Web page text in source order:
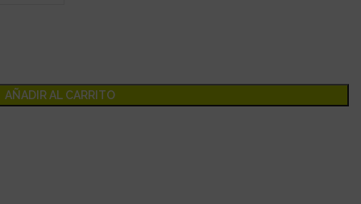
AÑADIR AL CARRITO